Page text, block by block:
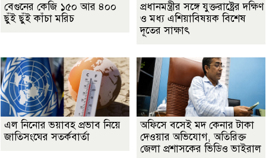
বেগুনের কেজি ১৫০ আর ৪০০
ছুঁই ছুঁই কাঁচা মরিচ
প্রধানমন্ত্রীর সঙ্গে যুক্তরাষ্ট্রের দক্ষিণ
ও মধ্য এশিয়াবিষয়ক বিশেষ
দূতের সাক্ষাৎ
এল নিনোর ভয়াবহ প্রভাব নিয়ে
জাতিসংঘের সতর্কবার্তা
অফিসে বসেই মদ কেনার টাকা
দেওয়ার অভিযোগ, অতিরিক্ত
জেলা প্রশাসকের ভিডিও ভাইরাল